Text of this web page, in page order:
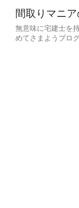
間取りマニ
無意味に宅建士を
めてさまようブロ